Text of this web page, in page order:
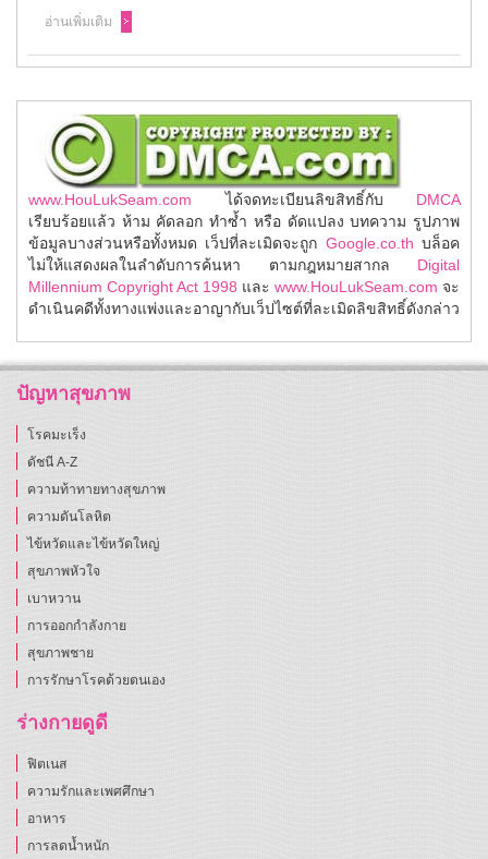
อ่านเพิ่มเติม
www.HouLukSeam.com ได้จดทะเบียนลิขสิทธิ์กับ DMCA
เรียบร้อยแล้ว ห้าม คัดลอก ทำซ้ำ หรือ ดัดแปลง บทความ รูปภาพ
ข้อมูลบางส่วนหรือทั้งหมด เว็ปที่ละเมิดจะถูก Google.co.th บล็อค
ไม่ให้แสดงผลในลำดับการค้นหา ตามกฎหมายสากล Digital
Millennium Copyright Act 1998 และ www.HouLukSeam.com จะ
ดำเนินคดีทั้งทางแพ่งและอาญากับเว็ปไซต์ที่ละเมิดลิขสิทธิ์ดังกล่าว
ปัญหาสุขภาพ
โรคมะเร็ง
ดัชนี A-Z
ความท้าทายทางสุขภาพ
ความดันโลหิต
ไข้หวัดและไข้หวัดใหญ่
สุขภาพหัวใจ
เบาหวาน
การออกกำลังกาย
สุขภาพชาย
การรักษาโรคด้วยตนเอง
ร่างกายดูดี
ฟิตเนส
ความรักและเพศศึกษา
อาหาร
การลดน้ำหนัก